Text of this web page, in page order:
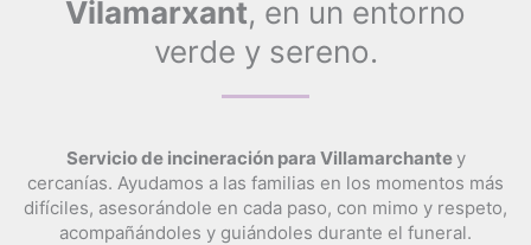
Vilamarxant, en un entorno
verde y sereno.
Servicio de incineración para Villamarchantey
cercanías. Ayudamos a las familias en los momentos más
difíciles, asesorándole en cada paso, con mimo y respeto,
acompañándoles y guiándoles durante el funeral.